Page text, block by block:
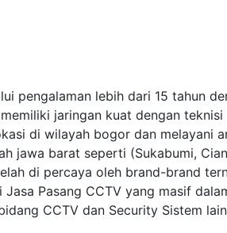
pengalaman lebih dari 15 tahun
jaringan kuat dengan teknisi
di wilayah bogor dan melayani
jawa barat seperti (Sukabumi,
di percaya oleh brand-brand
Pasang CCTV yang masif
CCTV dan Security Sistem